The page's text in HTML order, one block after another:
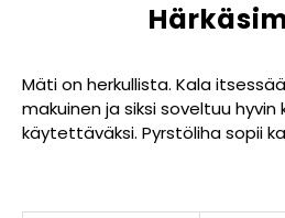
Mäti on herkullista. Kala
makuinen ja siksi soveltuu hyvin
käytettäväksi. Pyrstöliha sopii